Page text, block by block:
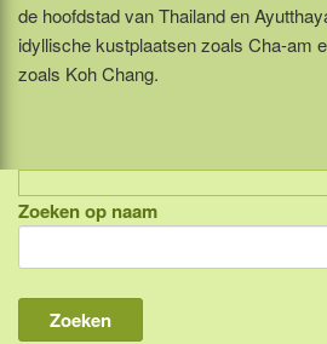
de hoofdstad van Thailand en
idyllische kustplaatsen zoals Cha-am
zoals Koh Chang.
Indonesië,
Bali
Lombok
Zoeken op naam